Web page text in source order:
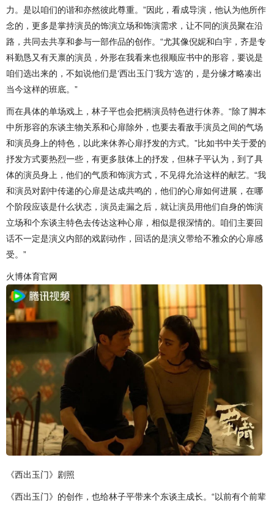
力。是以咱们的谐和亦然彼此尊重。”因此，看成导演，他认为他所作
念的，更多是掌持演员的饰演立场和饰演需求，让不同的演员聚在沿
路，共同去共享和参与一部作品的创作。“尤其像倪妮和白宇，齐是专
科勤恳又有天禀的演员，外形在我看来也很顺应书中的形容，要说是
咱们选出来的，不如说他们是‘西出玉门’我方‘选’的，是分缘才略凑出
当今这样的班底。”
而在具体的单场戏上，林子平也会把柄演员特色进行休养。“除了脚本
中所形容的东谈主物关系和心扉除外，也要去看敌手演员之间的气场
和演员身上的特色，以此来休养心扉抒发的方式。”比如书中关于爱的
抒发方式要热烈一些，有更多肢体上的抒发，但林子平认为，到了具
体的演员身上，他们的气质和饰演方式，不见得允洽这样的献艺。“我
和演员对剧中传递的心扉是达成共鸣的，他们的心扉如何进展，在哪
个阶段应该是什么状态，演员走漏之后，就让演员用他们自身的饰演
立场和个东谈主特色去传达这种心扉，相似是很深情的。咱们主要回
话不一定是演义内部的戏剧动作，回话的是演义带给不雅众的心扉感
受。”
火博体育官网
《西出玉门》剧照
《西出玉门》的创作，也给林子平带来个东谈主成长。“以前有个前辈